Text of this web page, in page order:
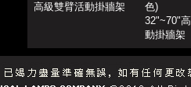
高級雙臂活動掛牆架
色)
32"~70"
動掛牆架